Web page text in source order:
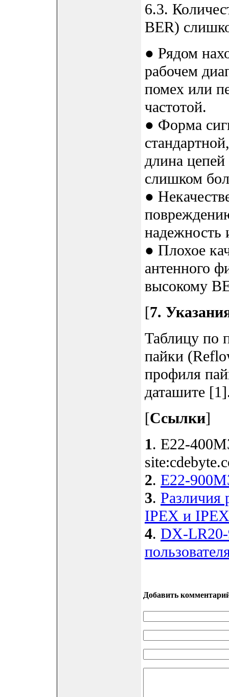
6.3.
BER)
● Рядом
рабочем
помех или
частотой.
● Форма
длина
слишком
●
надежность
● Плохое
антенного
высокому
[7.
Таблицу по
пайки
профиля
даташите
[Ссылки]
1. E22-
2. E22-
3. Различия
IPEX и
4. DX-LR20-
Добавить